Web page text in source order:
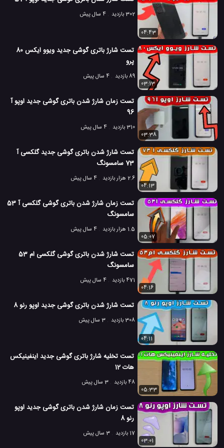
302 بازدید 4 سال پیش
04:43
تست شارژ باتری گوشی جدید ویوو ایکس 80
پرو
89 بازدید
4 سال پیش
03:13
تست زمان شارژ شدن باتری گوشی جدید اوپو آ
96
310 بازدید
4 سال پیش
03:38
تست شارژ شدن باتری گوشی جدید گلکسی آ
73 سامسونگ
2.6 هزار بازدید
4 سال پیش
04:13
تست زمان شارژ شدن باتری گوشی گلکسی آ 53
سامسونگ
1.5 هزار بازدید
4 سال پیش
05:07
تست شارژ شدن باتری گوشی گلکسی ام 53
سامسونگ
471 بازدید
4 سال پیش
04:16
تست شارژ شدن باتری گوشی جدید اوپو رنو 8
308 بازدید 3 سال پیش
04:11
تست تخلیه شارژ باتری گوشی جدید اینفینیکس
هات 12
48 بازدید
3 سال پیش
05:33
تست زمان شارژ شدن باتری گوشی جدید اوپو
رنو 8
17 بازدید
3 سال پیش
03:01